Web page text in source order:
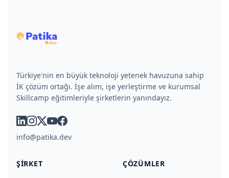
Türkiye'nin en büyük teknoloji yetenek havuzuna sahip
İK çözüm ortağı. İşe alım, işe yerleştirme ve kurumsal
Skillcamp eğitimleriyle şirketlerin yanındayız.
linkedin
instagram
x youtube
facebook
info@patika.dev
ŞIRKET ÇÖZÜMLER